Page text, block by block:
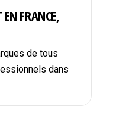
FRANCE,
de tous
dans